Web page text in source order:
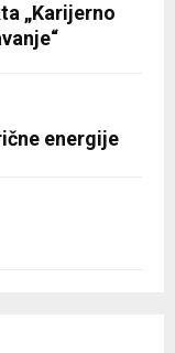
„Karijerno
energije